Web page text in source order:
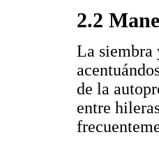
2.2
La siembra
de la
entre